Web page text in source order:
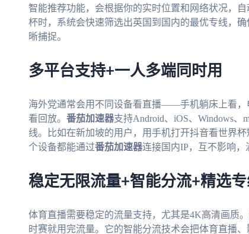
智能推荐功能，会根据你的实时位置和网络状况，
杯时，系统会快速筛选出英国到国内的最优专线，
晰捕捉。
多平台支持+一人多端同时用
海外党通常会用不同设备看直播——手机躺床上看
看回放。 番茄加速器支持Android、iOS、Windows
线。比如在新加坡的用户，用手机打开抖音看世界
个设备都能通过番茄加速器连接国内IP，互不影响，
稳定无限流量+智能分流+精选
体育直播需要稳定的流量支持，尤其是4K高清画质。
时赛就用完流量。它的智能分流技术会把体育直播